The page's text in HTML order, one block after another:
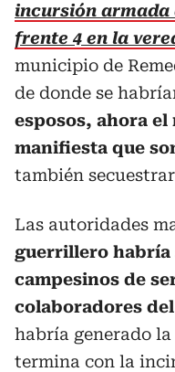
incursión armada
frente 4 en la
municipio de
de donde se
esposos, ahora el
manifiesta que
también
Las autoridades
guerrillero habría
campesinos de
colaboradores
habría generado
termina con la